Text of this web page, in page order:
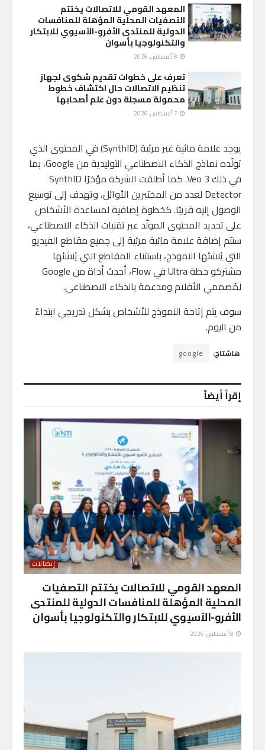
المعهد القومي للاتصالات يختتم
التصفيات المحلية المؤهلة للمنافسات
الدولية للمنتدى الأفرو-الآسيوي للابتكار
والتكنولوجيا بأسوان
تعرف على خطوات تقديم شكوى لجهاز
تنظيم الاتصالات حال اكتشاف خطوط
محمولة مسجلة دون علم أصحابها
يوجد علامة مائية غير مرئية (SynthID) في المحتوى الذي
تولّده نماذج الذكاء الاصطناعي التوليدية من Google، بما
في ذلك Veo 3. كما أطلقت الشركة مؤخرًا SynthID
Detector لعدد من المختبرين الأوائل، وتهدف إلى توسيع
الوصول إليه قريبًا. كخطوة إضافية لمساعدة الأشخاص
على تحديد المحتوى المولّد عبر تقنيات الذكاء الاصطناعي،
ستتم إضافة علامة مائية مرئية إلى جميع مقاطع الفيديو
التي يُنشئها النموذج، باستثناء المقاطع التي يُنشئها
مشتركو خطة Ultra في Flow، أحدث أداة من Google
لمُصممي الأفلام ومدعمة بالذكاء الاصطناعي.
سوف يتم إتاحة النموذج للأشخاص بشكل تدريجي ابتداءً
من اليوم.
هاشتاج: google
إقرأ أيضاً
إتصالات
المعهد القومي للاتصالات يختتم التصفيات
المحلية المؤهلة للمنافسات الدولية للمنتدى
الأفرو-الآسيوي للابتكار والتكنولوجيا بأسوان